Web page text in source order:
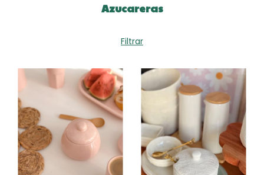
Azucareras
Filtrar